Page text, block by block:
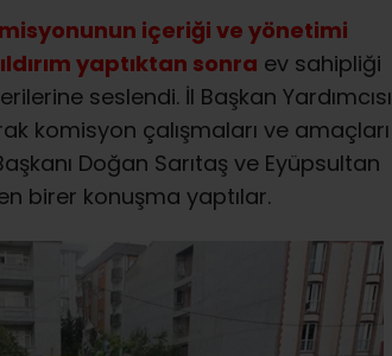
içeriği ve yönetimi
yaptıktan sonra ev sahipliği
seslendi. İl Başkan Yardımcısı
komisyon çalışmaları ve amaçları
Doğan Sarıtaş ve Eyüpsultan
birer konuşma yaptılar.